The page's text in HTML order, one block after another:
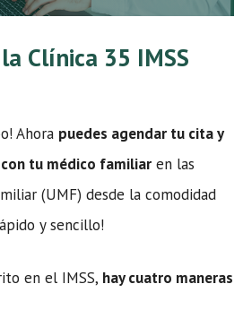
Clínica 35 IMSS
Ahora puedes agendar tu cita y
tu médico familiar en las
(UMF) desde la comodidad
y sencillo!
en el IMSS, hay cuatro maneras